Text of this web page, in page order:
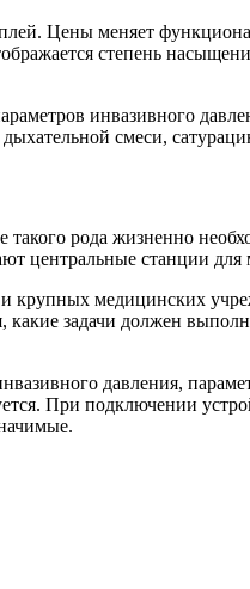
Цены меняет
степень
инвазивного
дыхательной смеси,
рода жизненно
станции
крупных медицинских
задачи должен
давления,
При подключении